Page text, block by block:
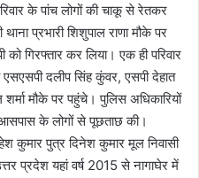
के पांच लोगों की चाकू से रेतकर
प्रभारी शिशुपाल राणा मौके पर
गिरफ्तार कर लिया। एक ही परिवार
एसएसपी दलीप सिंह कुंवर, एसपी देहात
मौके पर पहुंचे। पुलिस अधिकारियों
के लोगों से पूछताछ की।
कुमार पुत्र दिनेश कुमार मूल निवासी
प्रदेश यहां वर्ष 2015 से नागाघेर में